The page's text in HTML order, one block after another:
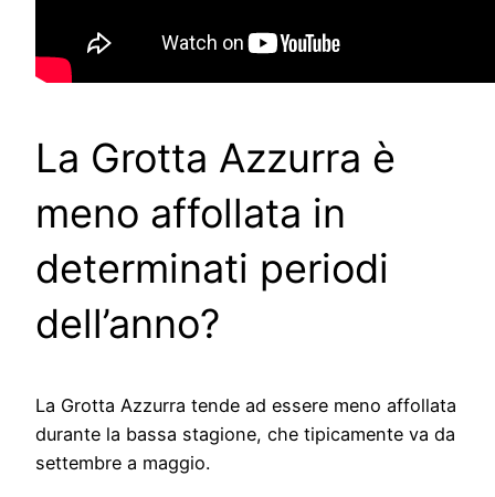
La Grotta Azzurra è
meno affollata in
determinati periodi
dell’anno?
La Grotta Azzurra tende ad essere meno affollata
durante la bassa stagione, che tipicamente va da
settembre a maggio.